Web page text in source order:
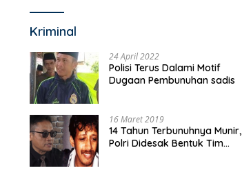
Kriminal
24 April 2022
Polisi Terus Dalami Motif
Dugaan Pembunuhan sadis
16 Maret 2019
14 Tahun Terbunuhnya Munir,
Polri Didesak Bentuk Tim